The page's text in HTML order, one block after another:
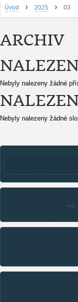
Úvod › 2025 › 03
ARCHIV
Nebyly nalezeny žádné
Nebyly nalezeny žádné
<<